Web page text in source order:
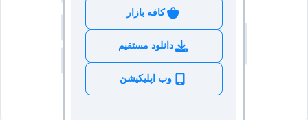
کافه بازار
دانلود مستقیم
وب اپلیکیشن